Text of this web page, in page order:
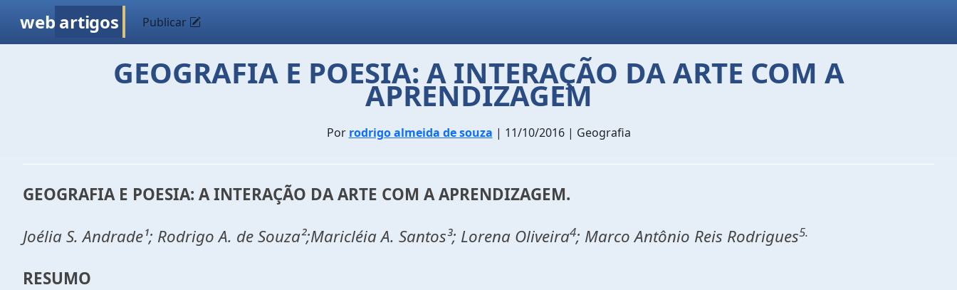
web artigos Publicar
GEOGRAFIA E POESIA: A INTERAÇÃO DA ARTE COM A
APRENDIZAGEM
Por rodrigo almeida de souza | 11/10/2016 | Geografia
GEOGRAFIA E POESIA: A INTERAÇÃO DA ARTE COM A APRENDIZAGEM.
Joélia S. Andrade¹; Rodrigo A. de Souza²;Maricléia A. Santos³; Lorena Oliveira4; Marco Antônio Reis Rodrigues5.
RESUMO